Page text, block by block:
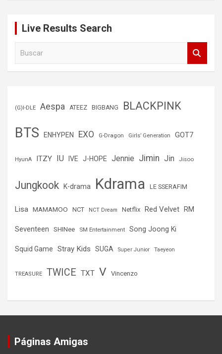
Live Results Search
(G)I-DLE Aespa ATEEZ BIGBANG BLACKPINK
BTS ENHYPEN EXO G-Dragon Girls’ Generation GOT7
HyunA ITZY IU IVE J-HOPE Jennie Jimin Jin Jisoo
Jungkook K-drama Kdrama LE SSERAFIM
Lisa MAMAMOO NCT NCT Dream Netflix Red Velvet RM
Seventeen SHINee SM Entertainment Song Joong Ki
Squid Game Stray Kids SUGA Super Junior Taeyeon
TREASURE TWICE TXT V Vincenzo
Páginas Amigas